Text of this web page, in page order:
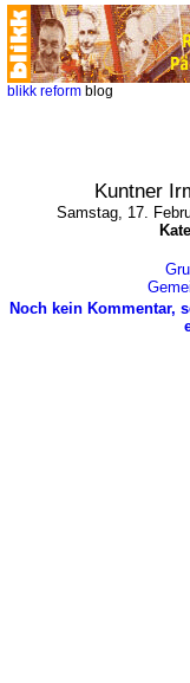
blikk reform blog
Kuntner
Samstag, 17.
Noch kein Kommentar,